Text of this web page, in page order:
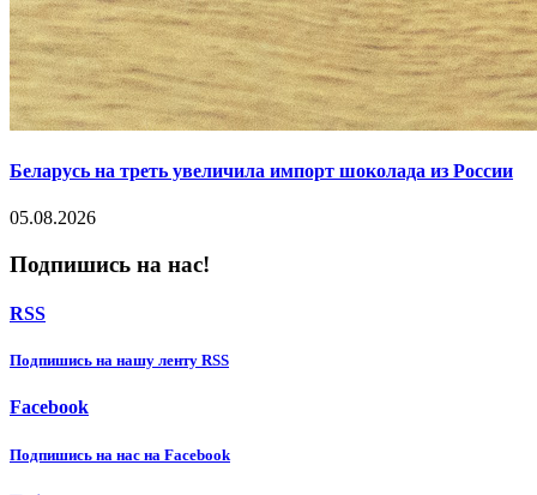
Беларусь на треть увеличила импорт шоколада из России
05.08.2026
Подпишись на нас!
RSS
Подпишиcь на нашу ленту RSS
Facebook
Подпишиcь на нас на Facebook